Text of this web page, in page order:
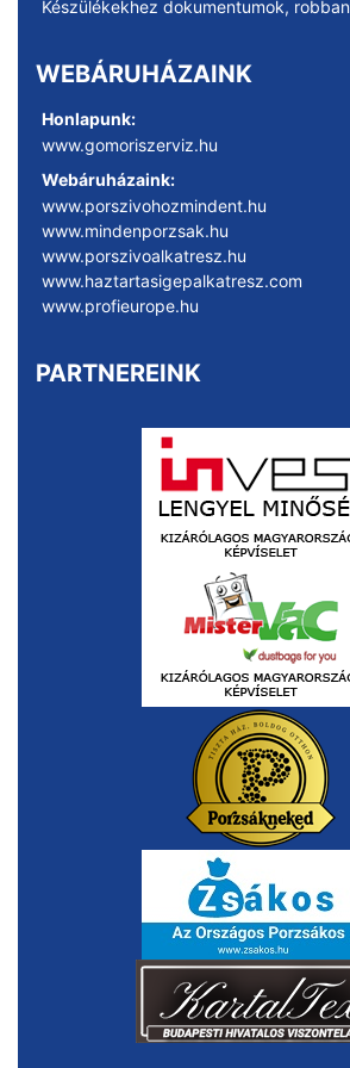
Készülékekhez dokumentumok,
WEBÁRUHÁZAINK
Honlapunk:
www.gomoriszerviz.hu
Webáruházaink:
www.porszivohozmindent.hu
www.mindenporzsak.hu
www.porszivoalkatresz.hu
www.haztartasigepalkatresz.com
www.profieurope.hu
PARTNEREINK